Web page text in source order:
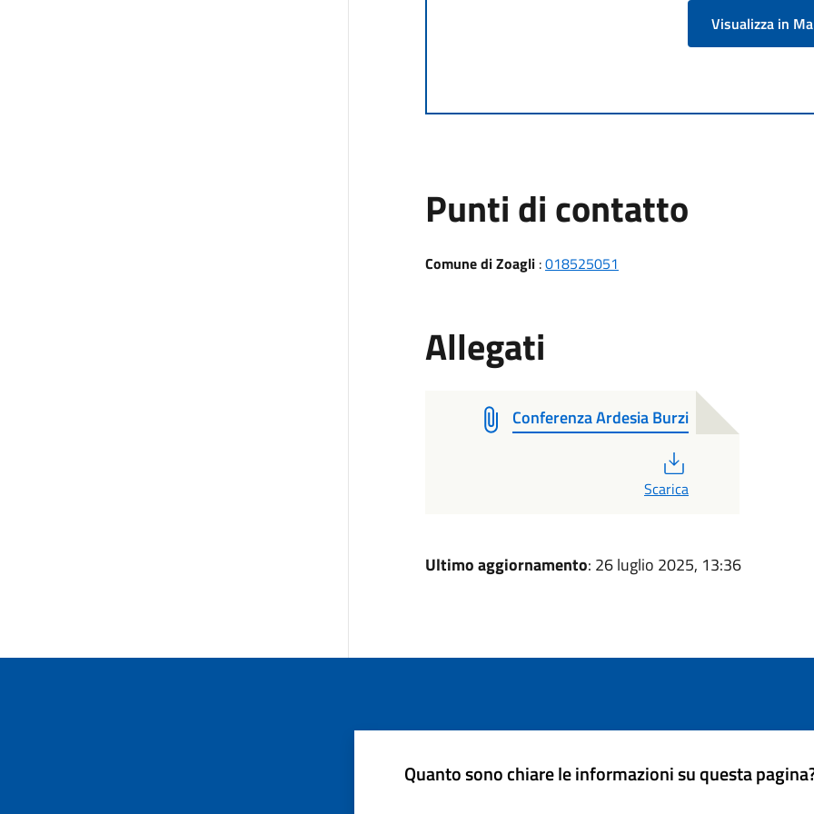
Visualizza in
Punti di contatto
Comune di Zoagli:018525051
Allegati
Conferenza Ardesia Burzi
Scarica
Ultimo aggiornamento: 26 luglio 2025, 13:36
Quanto sono chiare le informazioni su questa